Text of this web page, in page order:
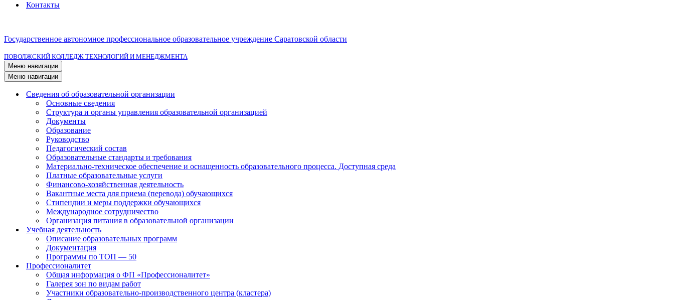
Контакты
Государственное автономное профессиональное образовательное учреждение Саратовской области
ПОВОЛЖСКИЙ КОЛЛЕДЖ ТЕХНОЛОГИЙ И МЕНЕДЖМЕНТА
Меню навигации
Меню навигации
Сведения об образовательной организации
Основные сведения
Структура и органы управления образовательной организацией
Документы
Образование
Руководство
Педагогический состав
Образовательные стандарты и требования
Материально-техническое обеспечение и оснащенность образовательного процесса. Доступная среда
Платные образовательные услуги
Финансово-хозяйственная деятельность
Вакантные места для приема (перевода) обучающихся
Стипендии и меры поддержки обучающихся
Международное сотрудничество
Организация питания в образовательной организации
Учебная деятельность
Описание образовательных программ
Документация
Программы по ТОП — 50
Профессионалитет
Общая информация о ФП «Профессионалитет»
Галерея зон по видам работ
Участники образовательно-производственного центра (кластера)